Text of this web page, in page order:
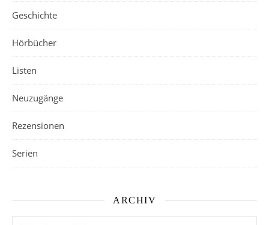
Geschichte
Hörbücher
Listen
Neuzugänge
Rezensionen
Serien
ARCHIV